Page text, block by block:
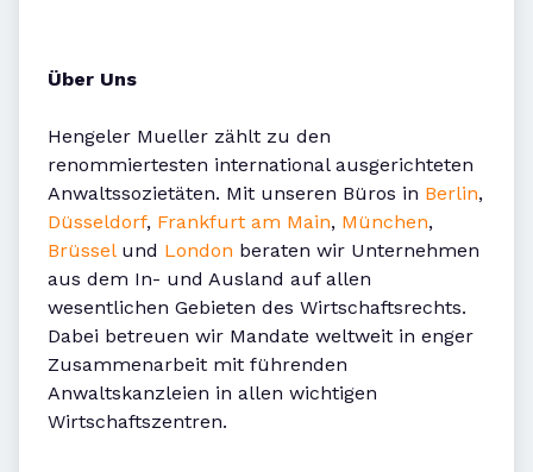
Über Uns
Hengeler Mueller zählt zu den
renommiertesten international ausgerichteten
Anwaltssozietäten. Mit unseren Büros in Berlin,
Düsseldorf, Frankfurt am Main, München,
Brüsselund London beraten wir Unternehmen
aus dem In- und Ausland auf allen
wesentlichen Gebieten des Wirtschaftsrechts.
Dabei betreuen wir Mandate weltweit in enger
Zusammenarbeit mit führenden
Anwaltskanzleien in allen wichtigen
Wirtschaftszentren.